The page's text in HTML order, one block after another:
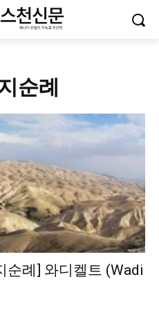
순례
순례] 와디켈트 (Wadi